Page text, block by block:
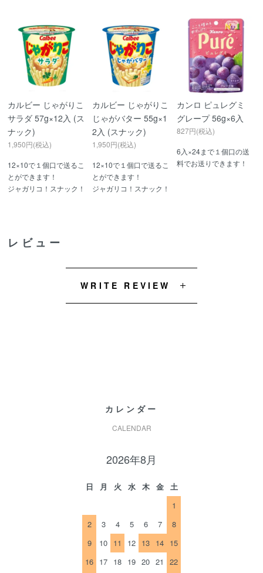
カルビー じゃがりこ
サラダ 57g×12入 (ス
ナック)
1,950円(税込)
12×10で１個口で送るこ
とができます！
ジャガリコ！スナック！
カルビー じゃがりこ
じゃがバター 55g×1
2入 (スナック)
1,950円(税込)
12×10で１個口で送るこ
とができます！
ジャガリコ！スナック！
カンロ ピュレグミ
グレープ 56g×6入
827円(税込)
6入×24まで１個口の送
料でお送りできます！
レビュー
WRITE REVIEW
カレンダー
CALENDAR
2026年8月
日 月 火 水 木 金
土
1
2
3 4 5 6 7
8
9
10 11 12 13 14 15
16 17 18 19 20 21
22